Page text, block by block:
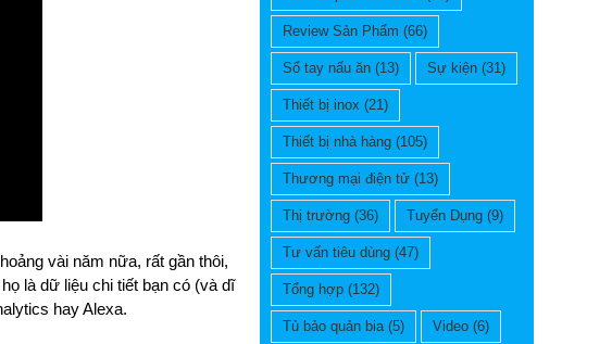
vài năm nữa, rất gần thôi,
là dữ liệu chi tiết bạn có (và dĩ
hay Alexa.
Review Sản Phẩm (66)
Sổ tay nấu ăn (13) Sự kiện (31)
Thiết bị inox (21)
Thiết bị nhà hàng (105)
Thương mại điện tử (13)
Thị trường (36) Tuyển Dụng (9)
Tư vấn tiêu dùng (47)
Tổng hợp (132)
Tủ bảo quản bia(5) Video (6)